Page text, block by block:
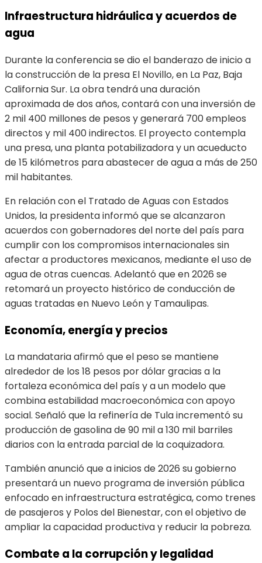
Infraestructura hidráulica y acuerdos de
agua
Durante la conferencia se dio el banderazo de inicio a
la construcción de la presa El Novillo, en La Paz, Baja
California Sur. La obra tendrá una duración
aproximada de dos años, contará con una inversión de
2 mil 400 millones de pesos y generará 700 empleos
directos y mil 400 indirectos. El proyecto contempla
una presa, una planta potabilizadora y un acueducto
de 15 kilómetros para abastecer de agua a más de 250
mil habitantes.
En relación con el Tratado de Aguas con Estados
Unidos, la presidenta informó que se alcanzaron
acuerdos con gobernadores del norte del país para
cumplir con los compromisos internacionales sin
afectar a productores mexicanos, mediante el uso de
agua de otras cuencas. Adelantó que en 2026 se
retomará un proyecto histórico de conducción de
aguas tratadas en Nuevo León y Tamaulipas.
Economía, energía y precios
La mandataria afirmó que el peso se mantiene
alrededor de los 18 pesos por dólar gracias a la
fortaleza económica del país y a un modelo que
combina estabilidad macroeconómica con apoyo
social. Señaló que la refinería de Tula incrementó su
producción de gasolina de 90 mil a 130 mil barriles
diarios con la entrada parcial de la coquizadora.
También anunció que a inicios de 2026 su gobierno
presentará un nuevo programa de inversión pública
enfocado en infraestructura estratégica, como trenes
de pasajeros y Polos del Bienestar, con el objetivo de
ampliar la capacidad productiva y reducir la pobreza.
Combate a la corrupción y legalidad